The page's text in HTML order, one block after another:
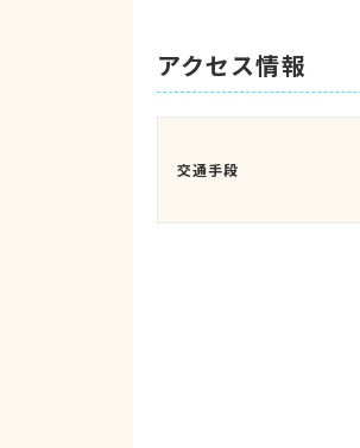
で、先生のお
アクセス情報
交通手段